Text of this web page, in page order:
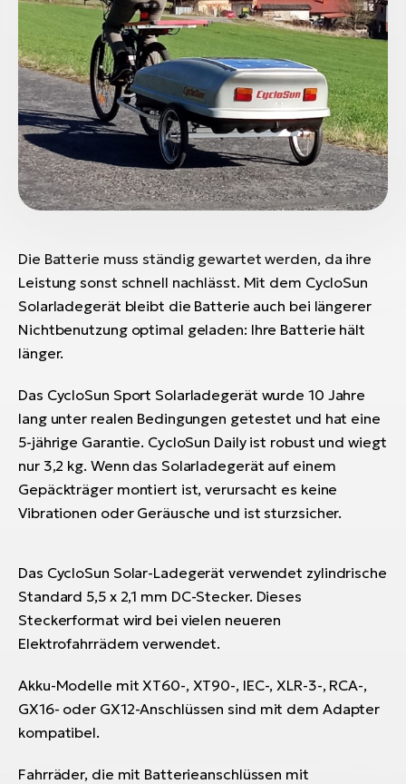
Die Batterie muss ständig gewartet werden, da ihre
Leistung sonst schnell nachlässt. Mit dem CycloSun
Solarladegerät bleibt die Batterie auch bei längerer
Nichtbenutzung optimal geladen: Ihre Batterie hält
länger.
Das CycloSun Sport Solarladegerät wurde 10 Jahre
lang unter realen Bedingungen getestet und hat eine
5-jährige Garantie. CycloSun Daily ist robust und wiegt
nur 3,2 kg. Wenn das Solarladegerät auf einem
Gepäckträger montiert ist, verursacht es keine
Vibrationen oder Geräusche und ist sturzsicher.
Das CycloSun Solar-Ladegerät verwendet zylindrische
Standard 5,5 x 2,1 mm DC-Stecker. Dieses
Steckerformat wird bei vielen neueren
Elektrofahrrädern verwendet.
Akku-Modelle mit XT60-, XT90-, IEC-, XLR-3-, RCA-,
GX16- oder GX12-Anschlüssen sind mit dem Adapter
kompatibel.
Fahrräder, die mit Batterieanschlüssen mit